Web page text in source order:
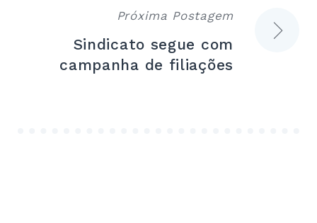
Próxima Postagem
Sindicato segue com
campanha de filiações